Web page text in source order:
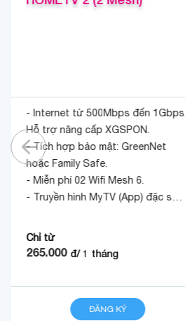
- Internet từ 500Mbps đến 1Gbps.
Hỗ trợ nâng cấp XGSPON.
- Tích hợp bảo mật: GreenNet
hoặc Family Safe.
- Miễn phí 02 Wifi Mesh 6.
- Truyền hình MyTV (App) đặc sắc.
trước 12 tháng.
Chỉ từ
265.000 đ/1 tháng
ĐĂNG KÝ